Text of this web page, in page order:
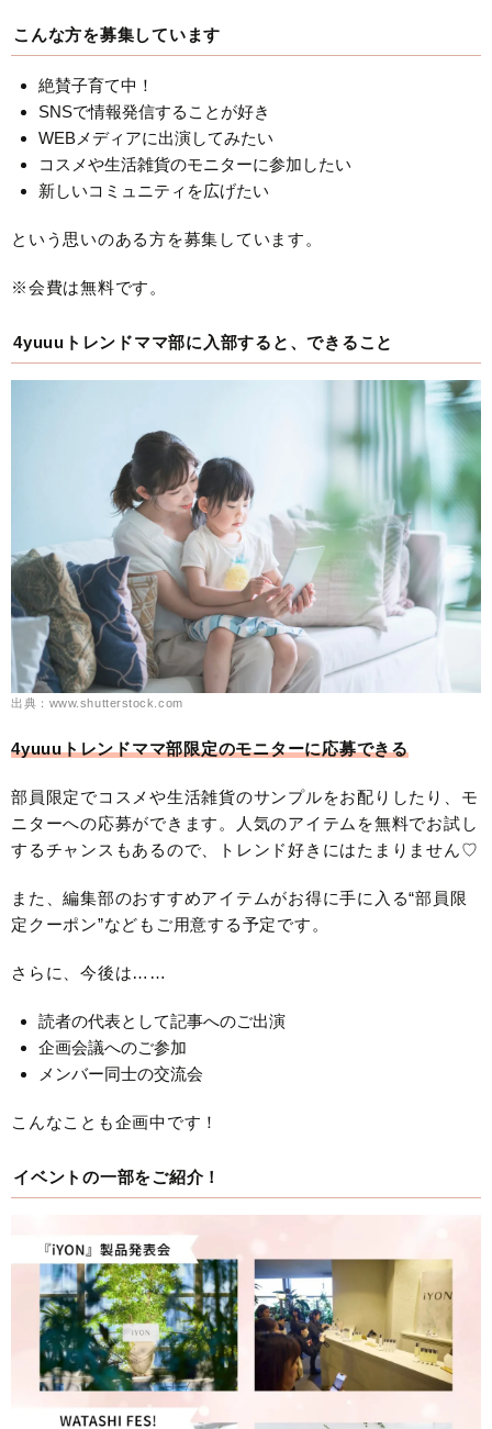
こんな方を募集しています
絶賛子育て中！
SNSで情報発信することが好き
WEBメディアに出演してみたい
コスメや生活雑貨のモニターに参加したい
新しいコミュニティを広げたい
という思いのある方を募集しています。
※会費は無料です。
4yuuuトレンドママ部に入部すると、できること
出典：www.shutterstock.com
4yuuuトレンドママ部限定のモニターに応募できる
部員限定でコスメや生活雑貨のサンプルをお配りしたり、モ
ニターへの応募ができます。人気のアイテムを無料でお試し
するチャンスもあるので、トレンド好きにはたまりません♡
また、編集部のおすすめアイテムがお得に手に入る“部員限
定クーポン”などもご用意する予定です。
さらに、今後は……
読者の代表として記事へのご出演
企画会議へのご参加
メンバー同士の交流会
こんなことも企画中です！
イベントの一部をご紹介！